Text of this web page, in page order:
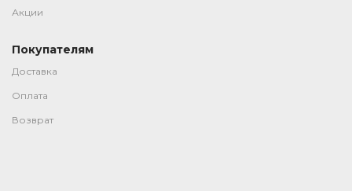
Акции
Покупателям
Доставка
Оплата
Возврат